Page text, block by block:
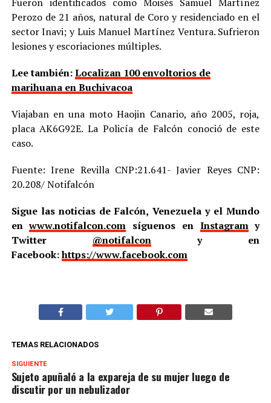
Perozo de 21 años, natural de Coro y residenciado en el
sector Inavi; y Luis Manuel Martínez Ventura. Sufrieron
lesiones y escoriaciones múltiples.
Lee también:Localizan 100 envoltorios de
marihuana en Buchivacoa
Viajaban en una moto Haojin Canario, año 2005, roja,
placa AK6G92E. La Policía de Falcón conoció de este
caso.
Fuente: Irene Revilla CNP:21.641- Javier Reyes CNP:
20.208/ Notifalcón
Sigue las noticias de Falcón, Venezuela y el Mundo
enwww.notifalcon.com síguenos en Instagramy
Twitter @notifalcony en
Facebook:https://www.facebook.com
TEMAS RELACIONADOS
SIGUIENTE
Sujeto apuñaló a la expareja de su mujer luego de
discutir por un nebulizador